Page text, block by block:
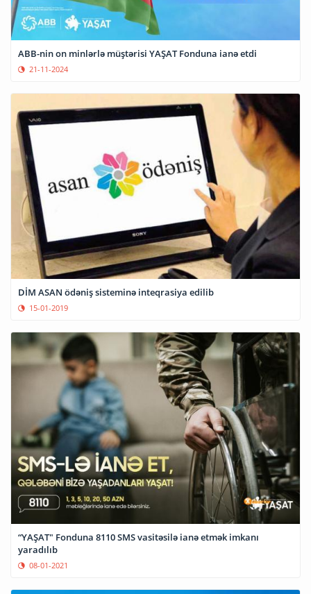
ABB-nin on minlərlə müştərisi YAŞAT Fonduna ianə etdi
21-11-2024
DİM ASAN ödəniş sisteminə inteqrasiya edilib
15-01-2019
“YAŞAT" Fonduna 8110 SMS vasitəsilə ianə etmək imkanı
yaradılıb
08-01-2021